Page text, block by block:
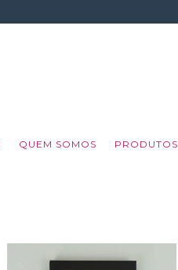
QUEM SOMOS PRODUTOS